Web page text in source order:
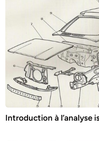
Introduction à l’analyse